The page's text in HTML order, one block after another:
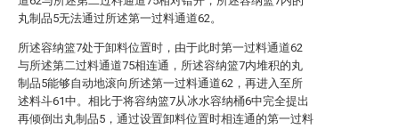
丸制品5无法通过所述第一过料通道62。
所述容纳篮7处于卸料位置时，由于此时第一过料通道62
与所述第二过料通道75相连通，所述容纳篮7内堆积的丸
制品5能够自动地滚向所述第一过料通道62，再进入至所
述料斗61中。相比于将容纳篮7从冰水容纳桶6中完全提出
再倾倒出丸制品5，通过设置卸料位置时相连通的第一过料